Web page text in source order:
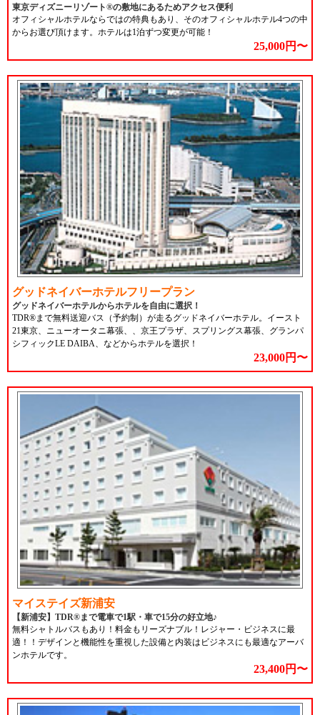
東京ディズニーリゾート®の敷地にあるためアクセス便利
オフィシャルホテルならではの特典もあり、そのオフィシャルホテル4つの中
からお選び頂けます。ホテルは1泊ずつ変更が可能！
25,000円〜
グッドネイバーホテルフリープラン
グッドネイバーホテルからホテルを自由に選択！
TDR®まで無料送迎バス（予約制）が走るグッドネイバーホテル。イースト
21東京、ニューオータニ幕張、、京王プラザ、スプリングス幕張、グランパ
シフィックLE DAIBA、などからホテルを選択！
23,000円〜
マイステイズ新浦安
【新浦安】TDR®まで電車で1駅・車で15分の好立地♪
無料シャトルバスもあり！料金もリーズナブル！レジャー・ビジネスに最
適！！デザインと機能性を重視した設備と内装はビジネスにも最適なアーバ
ンホテルです。
23,400円〜